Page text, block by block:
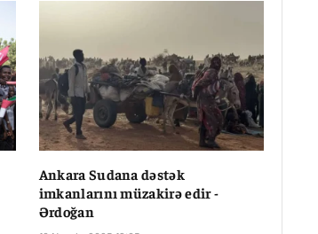
Ankara Sudana dəstək
imkanlarını müzakirə edir -
Ərdoğan